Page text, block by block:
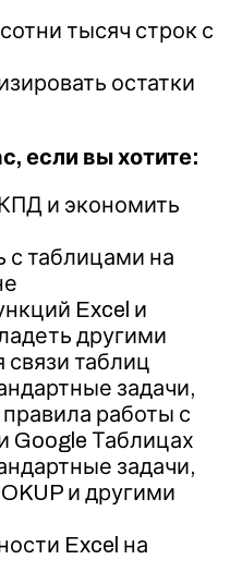
тысяч строк с
остатки
если вы хотите:
и экономить
с таблицами на
Excel и
другими
таблиц
задачи,
работы с
Google Таблицах
задачи,
и другими
Excel на